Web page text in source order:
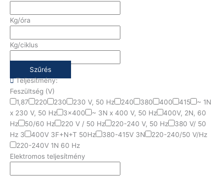
Kg/óra
Kg/ciklus
Szűrés
Teljesítmény:
Feszültség (V)
1,87
220 230 230 V, 50 Hz 240 380 400 415
~ 1N
x 230 V, 50 Hz
3x400 ~ 3N x 400 V, 50 Hz
400V, 2N, 60
Hz
50/60 Hz 220 V / 50 Hz 220-240 V, 50 Hz
380 V/ 50
Hz 3
400V 3F+N+T 50Hz 380-415V 3N
220-240/50 V/Hz
220-240V 1N 60 Hz
Elektromos teljesítmény